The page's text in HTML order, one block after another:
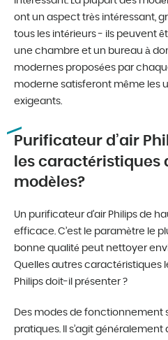
ont un aspect très intéressant,
tous les intérieurs - ils peuvent
une chambre et un bureau à
modernes proposées par
moderne satisferont même les
exigeants.
Purificateur d’air
les caractéristiques
modèles?
Un purificateur d’air Philips de
efficace. C’est le paramètre le
bonne qualité peut nettoyer
Quelles autres caractéristiques
Philips doit-il présenter ?
Des modes de fonctionnement
pratiques. Il s’agit généralement